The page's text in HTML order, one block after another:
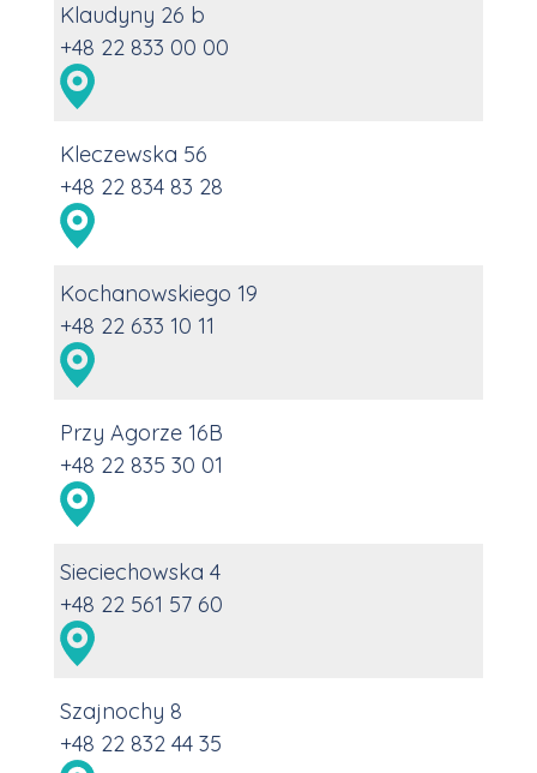
Klaudyny 26 b
+48 22 833 00 00
Kleczewska 56
+48 22 834 83 28
Kochanowskiego 19
+48 22 633 10 11
Przy Agorze 16B
+48 22 835 30 01
Sieciechowska 4
+48 22 561 57 60
Szajnochy 8
+48 22 832 44 35